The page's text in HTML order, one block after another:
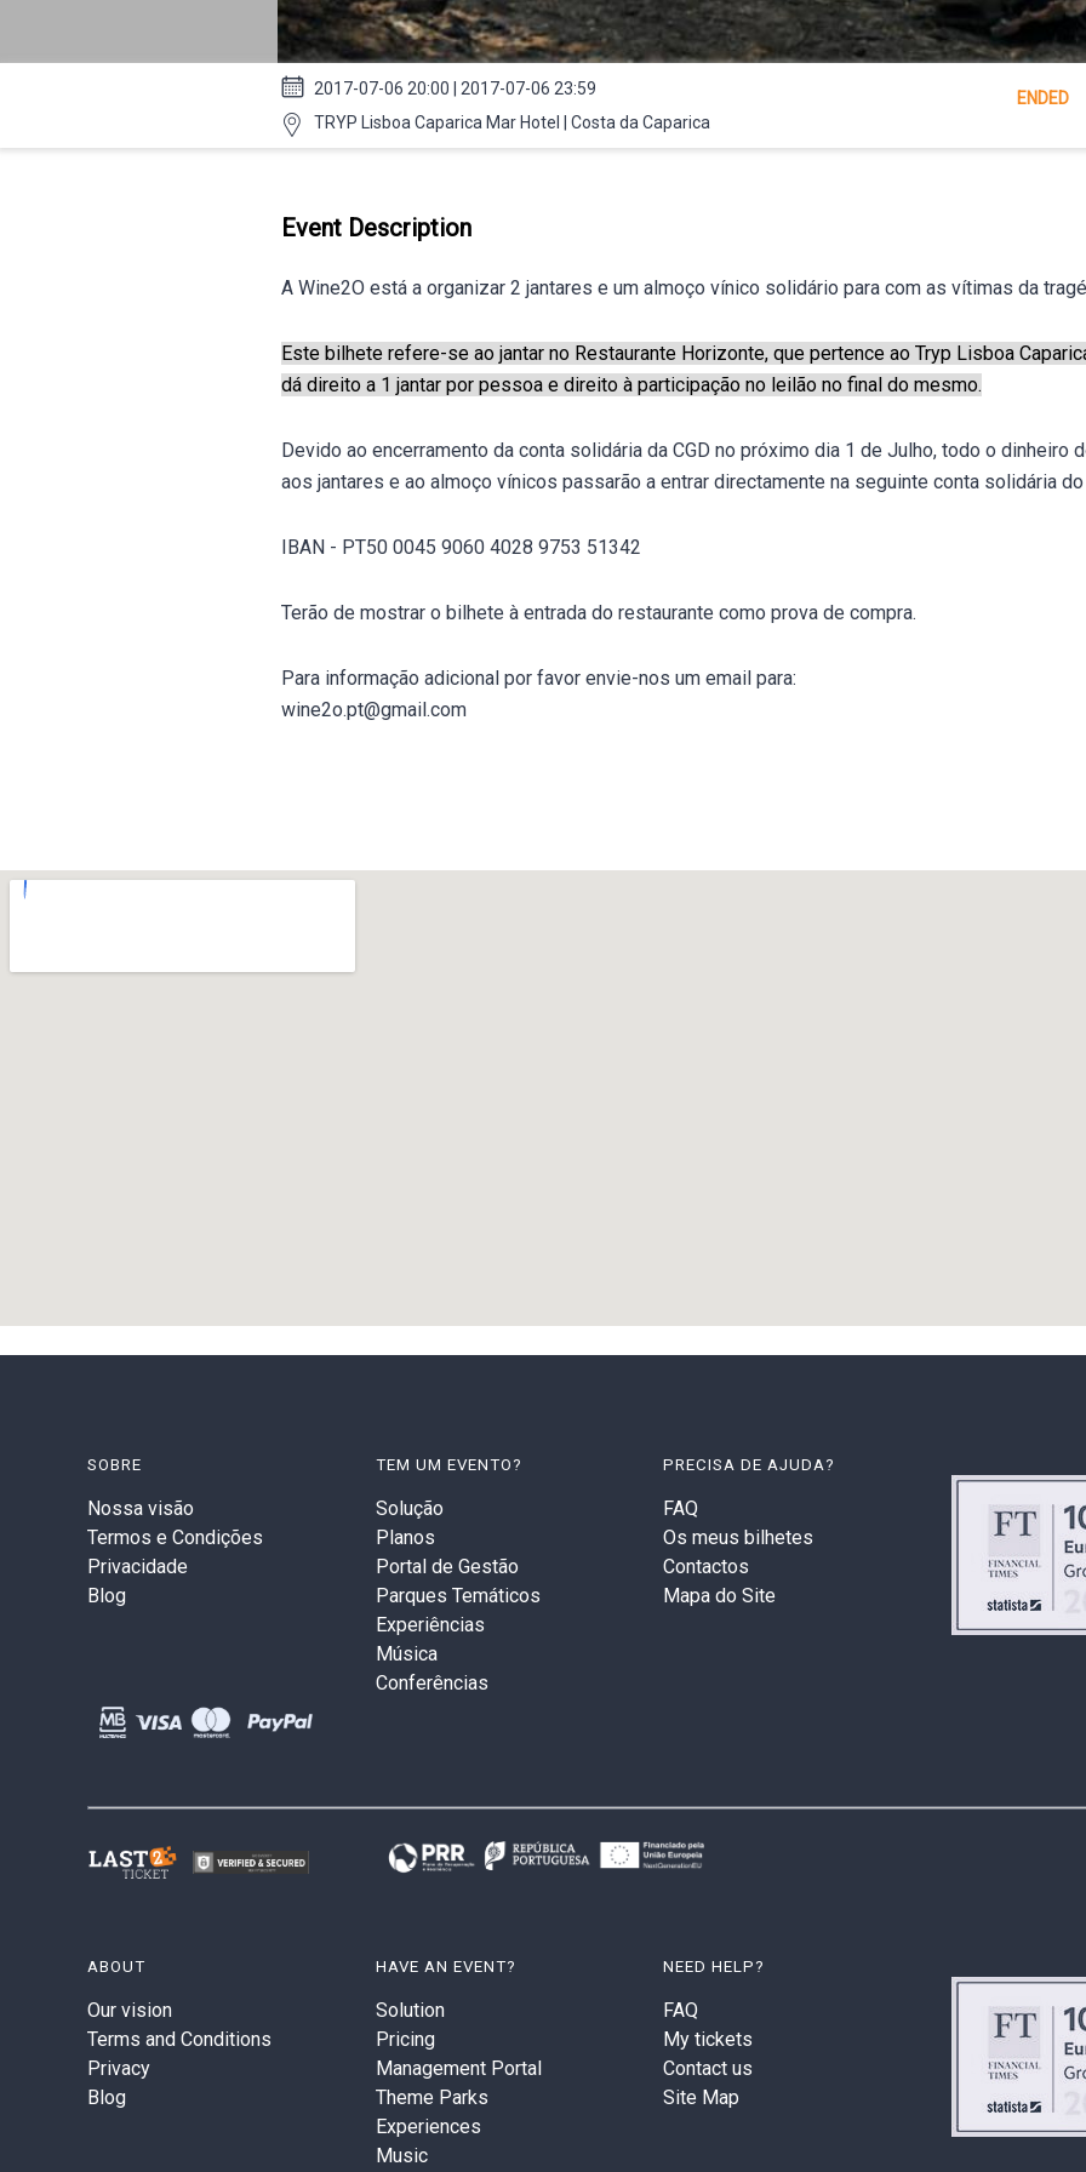
2017-07-06 20:00 | 2017-07-06 23:59
TRYP Lisboa Caparica Mar Hotel | Costa da Caparica
ENDED
Event Description
A Wine2O está a organizar 2 jantares e um almoço vínico solidário para com as vítimas da
Este bilhete refere-se ao jantar no Restaurante Horizonte, que pertence ao Tryp Lisboa
dá direito a 1 jantar por pessoa e direito à participação no leilão no final do mesmo.
Devido ao encerramento da conta solidária da CGD no próximo dia 1 de Julho, todo o dinheiro
aos jantares e ao almoço vínicos passarão a entrar directamente na seguinte conta solidária
IBAN - PT50 0045 9060 4028 9753 51342
Terão de mostrar o bilhete à entrada do restaurante como prova de compra.
Para informação adicional por favor envie-nos um email para:
wine2o.pt@gmail.com
SOBRE
Nossa visão
Termos e Condições
Privacidade
Blog
TEM UM EVENTO?
Solução
Planos
Portal de Gestão
Parques Temáticos
Experiências
Música
Conferências
PRECISA DE AJUDA?
FAQ
Os meus bilhetes
Contactos
Mapa do Site
ABOUT
Our vision
Terms and Conditions
Privacy
Blog
HAVE AN EVENT?
Solution
Pricing
Management Portal
Theme Parks
Experiences
Music
NEED HELP?
FAQ
My tickets
Contact us
Site Map